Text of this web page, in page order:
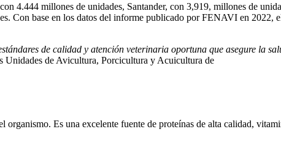
4.444 millones de unidades, Santander, con 3,919, millones de
Con base en los datos del informe publicado por FENAVI en 2022,
de calidad y atención veterinaria oportuna que asegure la
de Avicultura, Porcicultura y Acuicultura de
Es una excelente fuente de proteínas de alta calidad,